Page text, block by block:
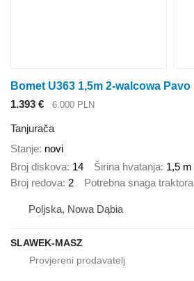
Bomet U363 1,5m 2-walcowa Pavo
1.393 €
6.000 PLN
Tanjurača
Stanje novi
Broj diskova 14 Širina hvatanja 1,5 m
Broj redova 2 Potrebna snaga traktora
Poljska, Nowa Dąbia
SLAWEK-MASZ